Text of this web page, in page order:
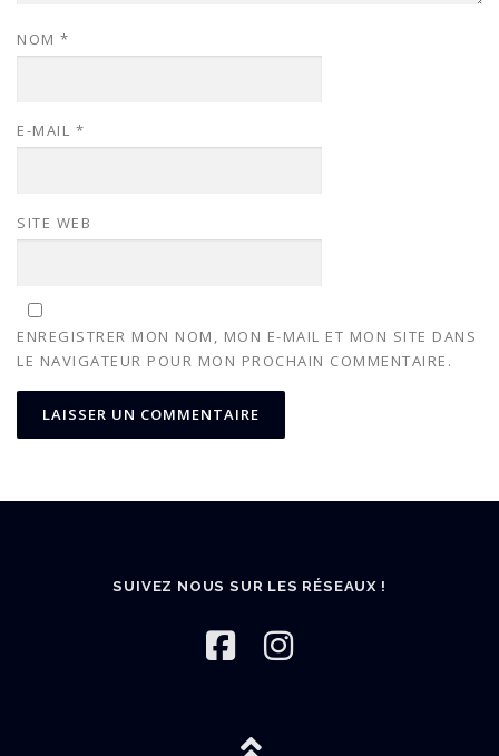
NOM *
E-MAIL *
SITE WEB
ENREGISTRER MON NOM, MON E-MAIL ET MON SITE DANS
LE NAVIGATEUR POUR MON PROCHAIN COMMENTAIRE.
SUIVEZ NOUS SUR LES RÉSEAUX !